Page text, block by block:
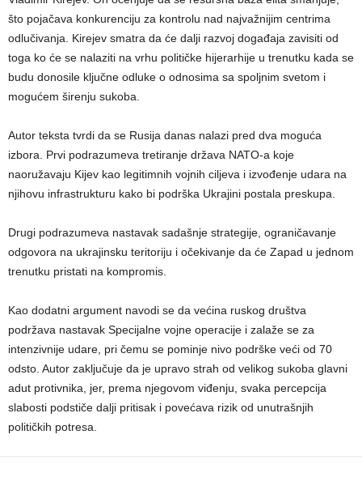
što pojačava konkurenciju za kontrolu nad najvažnijim centrima
odlučivanja. Kirejev smatra da će dalji razvoj događaja zavisiti od
toga ko će se nalaziti na vrhu političke hijerarhije u trenutku kada se
budu donosile ključne odluke o odnosima sa spoljnim svetom i
mogućem širenju sukoba.
Autor teksta tvrdi da se Rusija danas nalazi pred dva moguća
izbora. Prvi podrazumeva tretiranje država NATO-a koje
naoružavaju Kijev kao legitimnih vojnih ciljeva i izvođenje udara na
njihovu infrastrukturu kako bi podrška Ukrajini postala preskupa.
Drugi podrazumeva nastavak sadašnje strategije, ograničavanje
odgovora na ukrajinsku teritoriju i očekivanje da će Zapad u jednom
trenutku pristati na kompromis.
Kao dodatni argument navodi se da većina ruskog društva
podržava nastavak Specijalne vojne operacije i zalaže se za
intenzivnije udare, pri čemu se pominje nivo podrške veći od 70
odsto. Autor zaključuje da je upravo strah od velikog sukoba glavni
adut protivnika, jer, prema njegovom viđenju, svaka percepcija
slabosti podstiče dalji pritisak i povećava rizik od unutrašnjih
političkih potresa.